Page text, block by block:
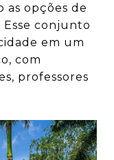
as opções de
conjunto
em um
com
professores